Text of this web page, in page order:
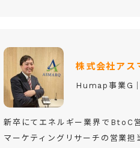
株式会社アス
Humap事業
新卒にてエネルギー業界でBtoC
マーケティングリサーチの営業